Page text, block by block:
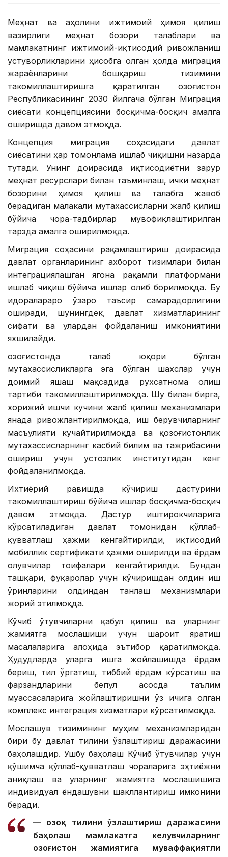
Меҳнат ва аҳолини ижтимоий ҳимоя қилиш
вазирлиги меҳнат бозори талаблари ва
мамлакатнинг ижтимоий-иқтисодий ривожланиш
устуворликларини ҳисобга олган ҳолда миграция
жараёнларини бошқариш тизимини
такомиллаштиришга қаратилган Қозоғистон
Республикасининг 2030 йилгача бўлган Миграция
сиёсати концепциясини босқичма-босқич амалга
оширишда давом этмоқда.
Концепция миграция соҳасидаги давлат
сиёсатини ҳар томонлама ишлаб чиқишни назарда
тутади. Унинг доирасида иқтисодиётни зарур
меҳнат ресурслари билан таъминлаш, ички меҳнат
бозорини ҳимоя қилиш ва талабга жавоб
берадиган малакали мутахассисларни жалб қилиш
бўйича чора-тадбирлар мувофиқлаштирилган
тарзда амалга оширилмоқда.
Миграция соҳасини рақамлаштириш доирасида
давлат органларининг ахборот тизимлари билан
интеграциялашган ягона рақамли платформани
ишлаб чиқиш бўйича ишлар олиб борилмоқда. Бу
идоралараро ўзаро таъсир самарадорлигини
оширади, шунингдек, давлат хизматларининг
сифати ва улардан фойдаланиш имкониятини
яхшилайди.
Қозоғистонда талаб юқори бўлган
мутахассисликларга эга бўлган шахслар учун
доимий яшаш мақсадида рухсатнома олиш
тартиби такомиллаштирилмоқда. Шу билан бирга,
хорижий ишчи кучини жалб қилиш механизмлари
янада ривожлантирилмоқда, иш берувчиларнинг
масъулияти кучайтирилмоқда ва қозоғистонлик
мутахассисларнинг касбий билим ва тажрибасини
ошириш учун устозлик институтидан кенг
фойдаланилмоқда.
Ихтиёрий равишда кўчириш дастурини
такомиллаштириш бўйича ишлар босқичма-босқич
давом этмоқда. Дастур иштирокчиларига
кўрсатиладиган давлат томонидан қўллаб-
қувватлаш ҳажми кенгайтирилди, иқтисодий
мобиллик сертификати ҳажми оширилди ва ёрдам
олувчилар тоифалари кенгайтирилди. Бундан
ташқари, фуқаролар учун кўчиришдан олдин иш
ўринларини олдиндан танлаш механизмлари
жорий этилмоқда.
Кўчиб ўтувчиларни қабул қилиш ва уларнинг
жамиятга мослашиши учун шароит яратиш
масалаларига алоҳида эътибор қаратилмоқда.
Ҳудудларда уларга ишга жойлашишда ёрдам
бериш, тил ўргатиш, тиббий ёрдам кўрсатиш ва
фарзандларини бепул асосда таълим
муассасаларига жойлаштиришни ўз ичига олган
комплекс интеграция хизматлари кўрсатилмоқда.
Мослашув тизимининг муҳим механизмларидан
бири бу давлат тилини ўзлаштириш даражасини
баҳолашдир. Ушбу баҳолаш Кўчиб ўтувчилар учун
қўшимча қўллаб-қувватлаш чораларига эҳтиёжни
аниқлаш ва уларнинг жамиятга мослашишига
индивидуал ёндашувни шакллантириш имконини
беради.
— Қозоқ тилини ўзлаштириш даражасини
баҳолаш мамлакатга келувчиларнинг
Қозоғистон жамиятига муваффақиятли